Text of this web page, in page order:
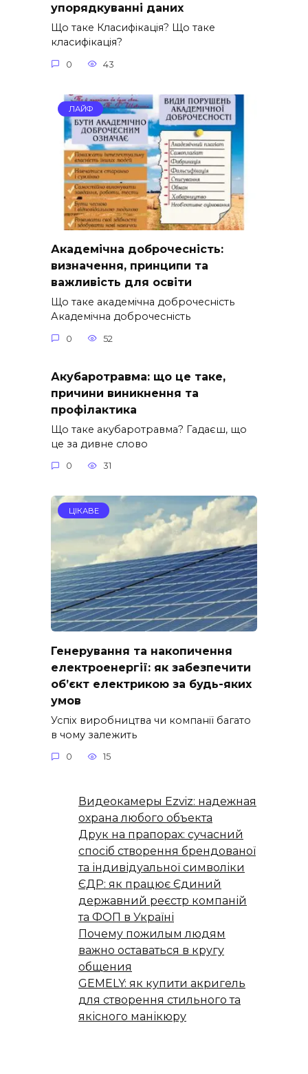
упорядкуванні даних
Що таке Класифікація? Що таке
класифікація?
0 43
ЛАЙФ
Академічна доброчесність:
визначення, принципи та
важливість для освіти
Що таке академічна доброчесність
Академічна доброчесність
0 52
Акубаротравма: що це таке,
причини виникнення та
профілактика
Що таке акубаротравма? Гадаєш, що
це за дивне слово
0 31
ЦІКАВЕ
Генерування та накопичення
електроенергії: як забезпечити
об’єкт електрикою за будь-яких
умов
Успіх виробництва чи компанії багато
в чому залежить
0 15
Видеокамеры Ezviz: надежная
охрана любого объекта
Друк на прапорах: сучасний
спосіб створення брендованої
та індивідуальної символіки
ЄДР: як працює Єдиний
державний реєстр компаній
та ФОП в Україні
Почему пожилым людям
важно оставаться в кругу
общения
GEMELY: як купити акригель
для створення стильного та
якісного манікюру